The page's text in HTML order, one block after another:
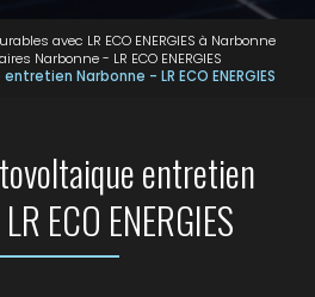
avec LR ECO ENERGIES à Narbonne
Narbonne - LR ECO ENERGIES
Narbonne - LR ECO ENERGIES
entretien
ECO ENERGIES